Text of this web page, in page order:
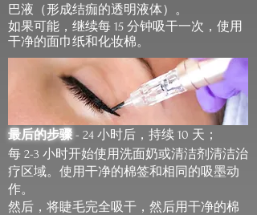
巴液（形成结痂的透明液体）。
如果可能，继续每 15 分钟吸干一次，使用
干净的面巾纸和化妆棉。
最后的步骤 - 24 小时后，持续 10 天；
每 2-3 小时开始使用洗面奶或清洁剂清洁治
疗区域。使用干净的棉签和相同的吸墨动
作。
然后，将睫毛完全吸干，然后用干净的棉